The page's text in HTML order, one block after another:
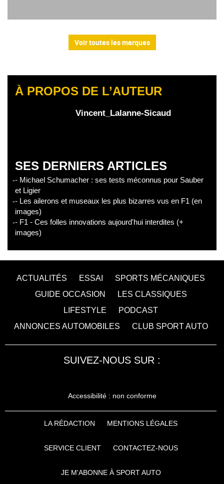
Voir toutes les marques
À PROPOS DE L’AUTEUR
Vincent_Lalanne-Sicaud
SES DERNIERS ARTICLES
- Michael Schumacher : ses tests méconnus pour Sauber
et Ligier
- Les ailerons et museaux les plus bizarres vus en F1 (en
images)
- F1 - Ces folles innovations aujourd'hui interdites (+
images)
ACTUALITÉS ESSAI
SPORTS MÉCANIQUES
GUIDE OCCASION
LES CLASSIQUES
LIFESTYLE
PODCAST
ANNONCES AUTOMOBILES
CLUB SPORT AUTO
SUIVEZ-NOUS SUR :
Accessibilité : non conforme
LA RÉDACTION MENTIONS LÉGALES
SERVICE CLIENT CONTACTEZ-NOUS
JE M'ABONNE À SPORT AUTO